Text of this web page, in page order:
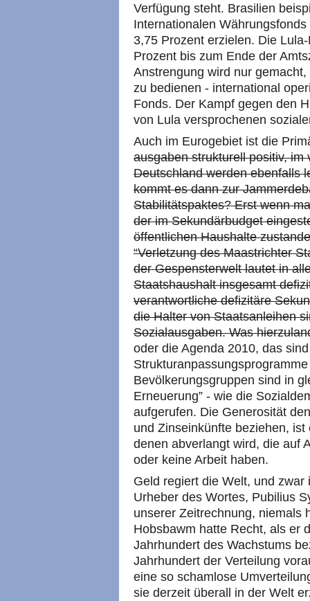
Verfügung steht. Brasilien
Internationalen
3,75 Prozent erzielen. Die
Prozent bis zum Ende der
Anstrengung wird nur
zu bedienen - international
Fonds. Der Kampf gegen den
von Lula versprochenen
Auch im Eurogebiet ist die
ausgaben strukturell positiv,
Deutschland werden ebenfalls
kommt es dann zur
Stabilitätspaktes? Erst wenn
der im Sekundärbudget
öffentlichen Haushalte
“Verletzung des Maastrichter
der Gespensterwelt lautet in
Staatshaushalt insgesamt
verantwortliche defizitäre
die Halter von Staatsanleihen
Sozialausgaben. Was
oder die Agenda 2010, das
Bevölkerungsgruppen sind in
Erneuerung” - wie die
aufgerufen. Die Generosität
und Zinseinkünfte beziehen,
denen abverlangt wird, die auf
oder keine Arbeit haben.
Geld regiert die Welt, und
Urheber des Wortes, Pubilius
unserer Zeitrechnung, niemals
Hobsbawm hatte Recht, als er
Jahrhundert des Wachstums
Jahrhundert der Verteilung
eine so schamlose
sie derzeit überall in der Welt